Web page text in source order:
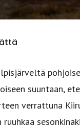
suuntaan,
verrattuna